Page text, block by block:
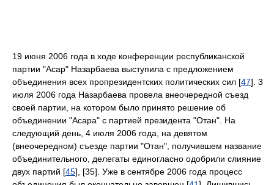
19 июня 2006 года в ходе конференции республиканской
партии "Асар" Назарбаева выступила с предложением
объединения всех пропрезидентских политических сил [47]. 3
июля 2006 года Назарбаева провела внеочередной съезд
своей партии, на котором было принято решение об
объединении "Асара" с партией президента "Отан". На
следующий день, 4 июля 2006 года, на девятом
(внеочередном) съезде партии "Отан", получившем название
объединительного, делегаты единогласно одобрили слияние
двух партий [45], [35]. Уже в сентябре 2006 года процесс